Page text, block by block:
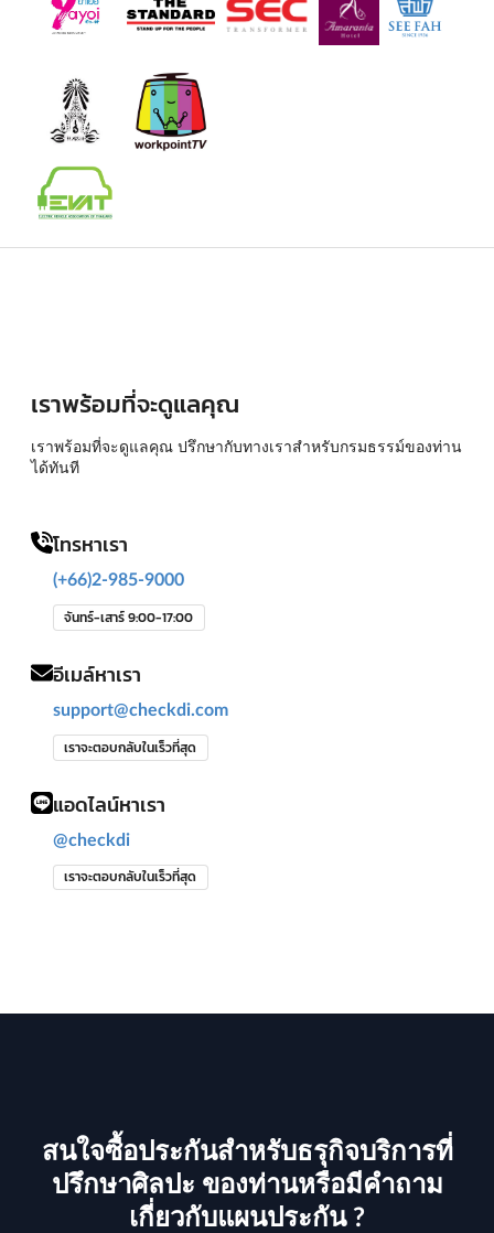
เราพร้อมที่จะดูแลคุณ
เราพร้อมที่จะดูแลคุณ ปรึกษากับทางเราสำหรับกรมธรรม์ของท่าน
ได้ทันที
โทรหาเรา
(+66)2-985-9000
จันทร์-เสาร์ 9:00-17:00
อีเมล์หาเรา
support@checkdi.com
เราจะตอบกลับในเร็วที่สุด
แอดไลน์หาเรา
@checkdi
เราจะตอบกลับในเร็วที่สุด
สนใจซื้อประกันสำหรับธรุกิจบริการที่
ปรึกษาศิลปะ ของท่านหรือมีคำถาม
เกี่ยวกับแผนประกัน ?